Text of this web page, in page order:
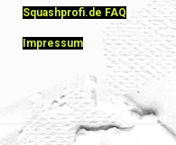
Squashprofi.de FAQ
Impressum